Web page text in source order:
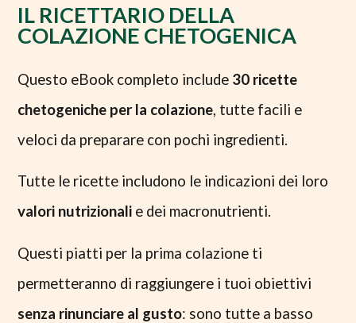
IL RICETTARIO DELLA
COLAZIONE CHETOGENICA
Questo eBook completo include 30 ricette
chetogeniche per la colazione, tutte facili e
veloci da preparare con pochi ingredienti.
Tutte le ricette includono le indicazioni dei loro
valori nutrizionali e dei macronutrienti.
Questi piatti per la prima colazione ti
permetteranno di raggiungere i tuoi obiettivi
senza rinunciare al gusto: sono tutte a basso